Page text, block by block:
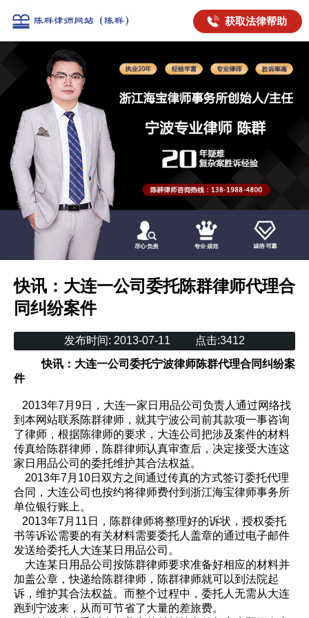
获取法律帮助
快讯：大连一公司委托陈群律师代理合
同纠纷案件
发布时间: 2013-07-11 点击:3412
快讯：大连一公司委托宁波律师陈群代理合同纠纷案
件
2013年7月9日，大连一家日用品公司负责人通过网络找
到本网站联系陈群律师，就其宁波公司前其款项一事咨询
了律师，根据陈律师的要求，大连公司把涉及案件的材料
传真给陈群律师，陈群律师认真审查后，决定接受大连这
家日用品公司的委托维护其合法权益。
2013年7月10日双方之间通过传真的方式签订委托代理
合同，大连公司也按约将律师费付到浙江海宝律师事务所
单位银行账上。
2013年7月11日，陈群律师将整理好的诉状，授权委托
书等诉讼需要的有关材料需要委托人盖章的通过电子邮件
发送给委托人大连某日用品公司。
大连某日用品公司按陈群律师要求准备好相应的材料并
加盖公章，快递给陈群律师，陈群律师就可以到法院起
诉，维护其合法权益。而整个过程中，委托人无需从大连
跑到宁波来，从而可节省了大量的差旅费。